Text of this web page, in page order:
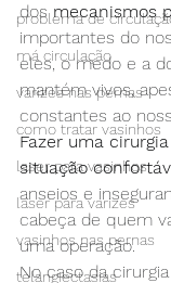
problema de
má circulação
varizes nas pernas
como tratar vasinhos
laser para vasinhos
laser para varizes
vasinhos nas pernas
telangiectasias
dos mecanismos
importantes do
eles, o medo e a
mantém vivos,
constantes ao
Fazer uma
situação
anseios e
cabeça de quem
uma operação.
No caso da